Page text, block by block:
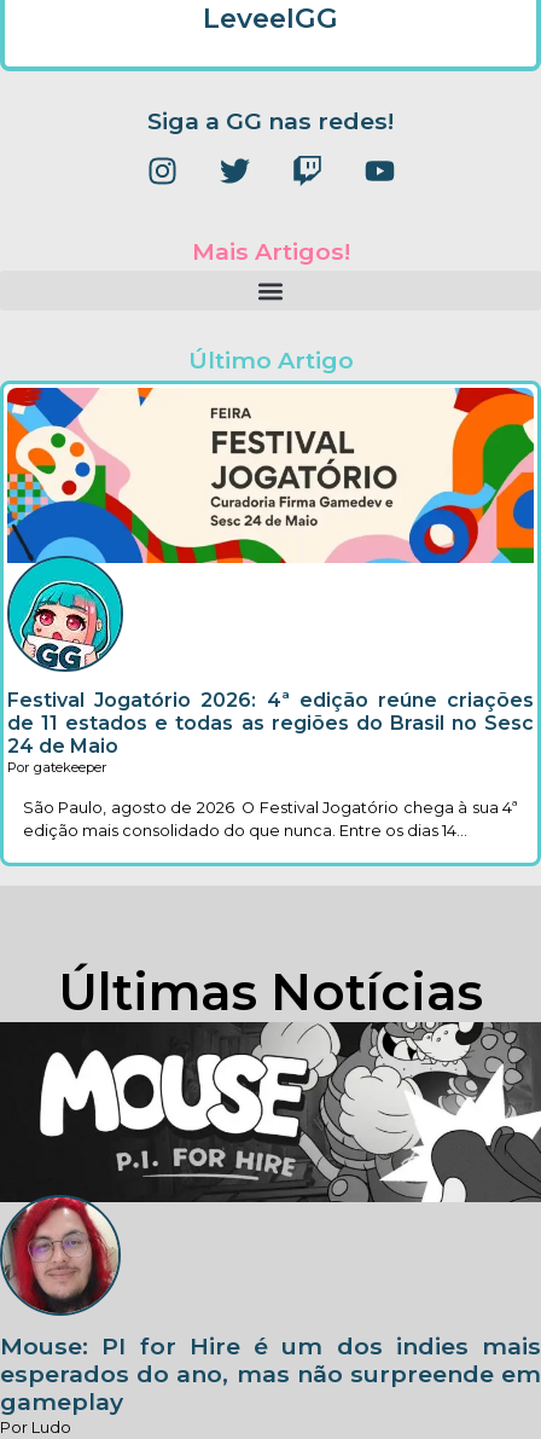
LeveelGG
Siga a GG nas redes!
Mais Artigos!
Último Artigo
Festival Jogatório 2026: 4ª edição reúne criações
de 11 estados e todas as regiões do Brasil no Sesc
24 de Maio
Por gatekeeper
São Paulo, agosto de 2026 O Festival Jogatório chega à sua 4ª
edição mais consolidado do que nunca. Entre os dias 14...
Últimas Notícias
Mouse: PI for Hire é um dos indies mais
esperados do ano, mas não surpreende em
gameplay
Por Ludo